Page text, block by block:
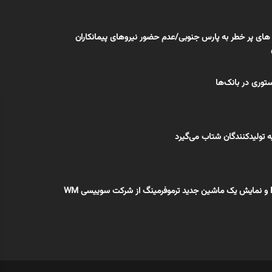
پر خطر به پارس جنوبی/عدم حضور نیروهای پیمانکاران
در بانک‌ها
تولیدکنندگان شتاب می‌گیرد